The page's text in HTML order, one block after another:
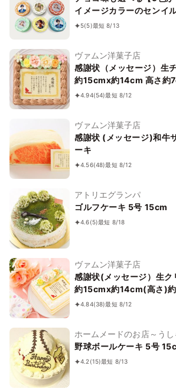
イメージカラーのセンイ
ライン 3号 1～2名様向け
5(5)最短 8/13
ヴァムン洋菓子店
感謝状（メッセージ）生
約15cmx約14cm 高さ約
4.94(54)最短 8/12
ヴァムン洋菓子店
感謝状 (メッセージ)和牛
ーキ
4.56(48)最短 8/12
アトリエグランパ
ゴルフケーキ 5号 15cm
4.6(5)最短 8/18
ヴァムン洋菓子店
感謝状(メッセージ）生ク
約15cmx約14cm(高さ)
4.84(38)最短 8/12
ホームメードのお店～うし
野球ボールケーキ 5号
4.2(15)最短 8/13